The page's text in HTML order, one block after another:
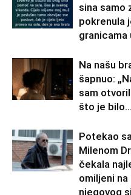
sina samo
pokrenula
granicama
Na našu
šapnuo:
sam
što je bilo...
Potekao
Milenom
čekala
omiljeni
njegovog